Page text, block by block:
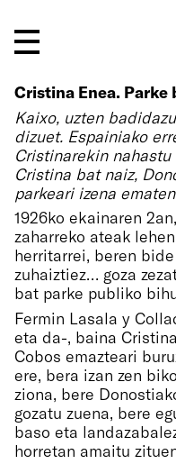
Cristina Enea. Parke
Kaixo, uzten
dizuet. Espainiako
Cristinarekin
Cristina bat naiz,
parkeari izena
1926ko ekainaren
zaharreko ateak
herritarrei, beren
zuhaiztiez… goza
bat parke publiko
Fermin Lasala y
eta da-, baina
Cobos emazteari
ere, bera izan zen
ziona, bere
gozatu zuena, bere
baso eta
horretan amaitu